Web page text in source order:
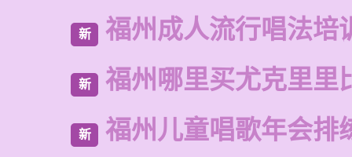
新 福州成人流行唱法培
新 福州哪里买尤克里里
新 福州儿童唱歌年会排